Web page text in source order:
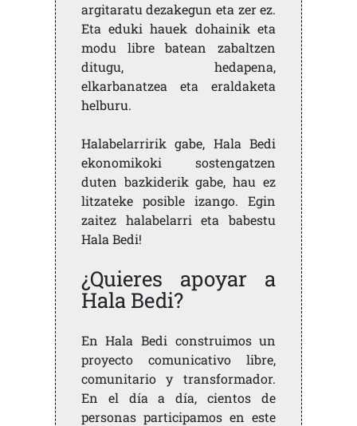
argitaratu dezakegun eta zer ez.
Eta eduki hauek dohainik eta
modu libre batean zabaltzen
ditugu, hedapena,
elkarbanatzea eta eraldaketa
helburu.
Halabelarririk gabe, Hala Bedi
ekonomikoki sostengatzen
duten bazkiderik gabe, hau ez
litzateke posible izango. Egin
zaitez halabelarri eta babestu
Hala Bedi!
¿Quieres apoyar a
Hala Bedi?
En Hala Bedi construimos un
proyecto comunicativo libre,
comunitario y transformador.
En el día a día, cientos de
personas participamos en este